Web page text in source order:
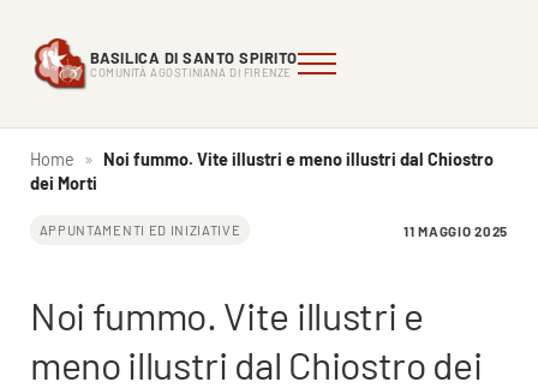
Basilica di Santo Spirito
BASILICA DI SANTO SPIRITO
COMUNITÀ AGOSTINIANA DI FIRENZE
Comunità Agostiniana di FIrenze Menu
Home » Noi fummo. Vite illustri e meno illustri dal Chiostro
dei Morti
APPUNTAMENTI ED INIZIATIVE 11 MAGGIO 2025
Noi fummo. Vite illustri e
meno illustri dal Chiostro dei